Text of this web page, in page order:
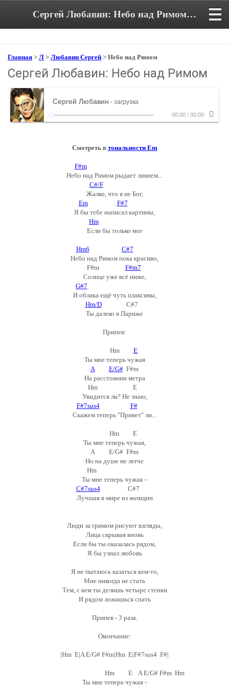
Сергей Любавин: Небо над Римом. Аккорды и текст песни
Главная > Л > Любавин Сергей > Небо над Римом
Сергей Любавин: Небо над Римом
Сергей Любавин - загрузка
00:00 / 00:00
Смотреть в тональности Em
F#m
Небо над Римом рыдает ливнем...
C#/F
Жалко, что я не Бог,
Em
F#7
Я бы тебе написал картины,
Hm
Если бы только мог
Hm6
C#7
Небо над Римом пока красиво,
F#m F#m7
Солнце уже всё ниже,
G#7
И облака ещё чуть плаксивы,
Hm/DC#7
Ты далеко в Париже
Припев:
Hm E
Ты мне теперь чужая
A
E/G#F#m
На расстоянии метра
Hm E
Увидится ли? Не знаю,
F#7sus4
F#
Скажем теперь "Привет" ли...
Hm E
Ты мне теперь чужая,
A E/G# F#m
Но на душе не легче
Hm
Ты мне теперь чужая –
C#7sus4C#7
Лучшая в мире из женщин
Люди за гримом рисуют взгляды,
Лица скрывая вновь
Если бы ты оказалась рядом,
Я бы узнал любовь
Я не пытаюсь казаться кем-то,
Мне никогда не стать
Тем, с кем ты делишь четыре стенки
И рядом ложишься спать
Припев - 3 раза.
Окончание:
|Hm E|A E/G# F#m|Hm E|F#7sus4 F#|
Hm E A E/G# F#m Hm
Ты мне теперь чужая -